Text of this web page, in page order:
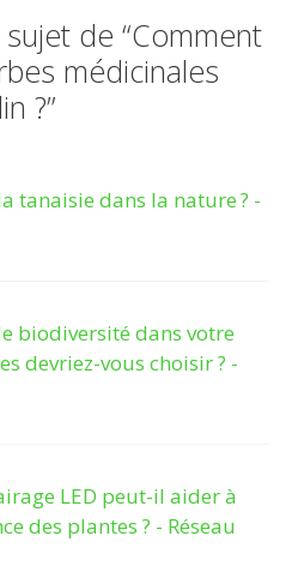
de “Comment
médicinales
?”
tanaisie dans la nature ? -
biodiversité dans votre
devriez-vous choisir ? -
LED peut-il aider à
des plantes ? - Réseau